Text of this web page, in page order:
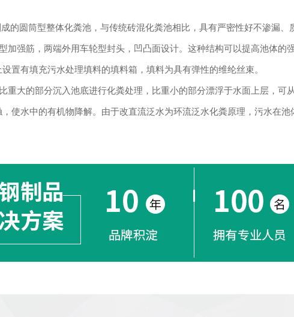
圆筒型整体化粪池，与传统砖混化粪池相比，具有严密性好不渗漏、
加强筋，两端外用车轮型封头，凹凸面设计。这种结构可以提高池体的
置有填充污水处理填料的填料箱，填料为具有弹性的维纶丝束。
大的部分沉入池底进行化粪处理，比重小的部分漂浮于水面上层，可
使水中的有机物降解。由于改直流泛水为环流泛水化粪原理，污水在